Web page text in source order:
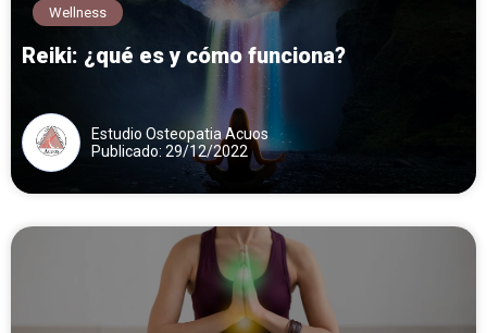
Wellness
Reiki: ¿qué es y cómo funciona?
Estudio Osteopatia Acuos
Publicado: 29/12/2022